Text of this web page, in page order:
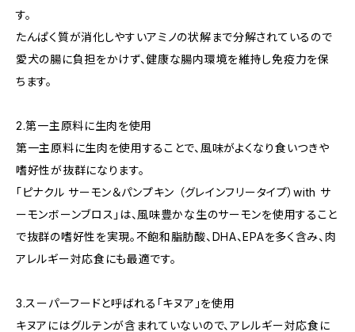
す。
たんぱく質が消化しやすいアミノの状解まで分解されているので
愛犬の腸に負担をかけず、健康な腸内環境を維持し免疫力を保
ちます。
2.第一主原料に生肉を使用
第一主原料に生肉を使用することで、風味がよくなり食いつきや
嗜好性が抜群になります。
「ピナクル サーモン＆パンプキン （グレインフリータイプ）with サ
ーモンボーンブロス」は、風味豊かな生のサーモンを使用すること
で抜群の嗜好性を実現。不飽和脂肪酸、DHA、EPAを多く含み、肉
アレルギー対応食にも最適です。
3.スーパーフードと呼ばれる「キヌア」を使用
キヌアにはグルテンが含まれていないので、アレルギー対応食に